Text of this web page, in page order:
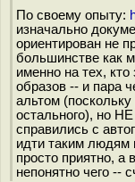
По своему опыту:
изначально
ориентирован не
большинстве как
именно на тех,
образов -- и пара
альтом
остального), но
справились с
идти таким людям
просто приятно, а
непонятно чего --